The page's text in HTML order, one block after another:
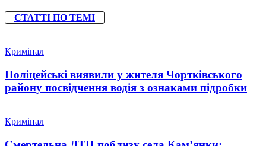
СТАТТІ ПО ТЕМІ
Кримінал
Поліцейські виявили у жителя Чортківського
району посвідчення водія з ознаками підробки
Кримінал